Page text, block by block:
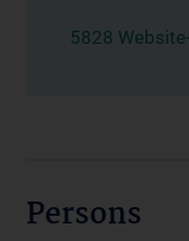
5828
Persons